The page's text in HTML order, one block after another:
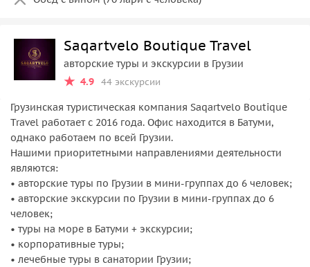
Saqartvelo Boutique Travel
авторские туры и экскурсии в Грузии
4.9 44 экскурсии
Грузинская туристическая компания Saqartvelo Boutique
Travel работает с 2016 года. Офис находится в Батуми,
однако работаем по всей Грузии.
Нашими приоритетными направлениями деятельности
являются:
• авторские туры по Грузии в мини-группах до 6 человек;
• авторские экскурсии по Грузии в мини-группах до 6
человек;
• туры на море в Батуми + экскурсии;
• корпоративные туры;
• лечебные туры в санатории Грузии;